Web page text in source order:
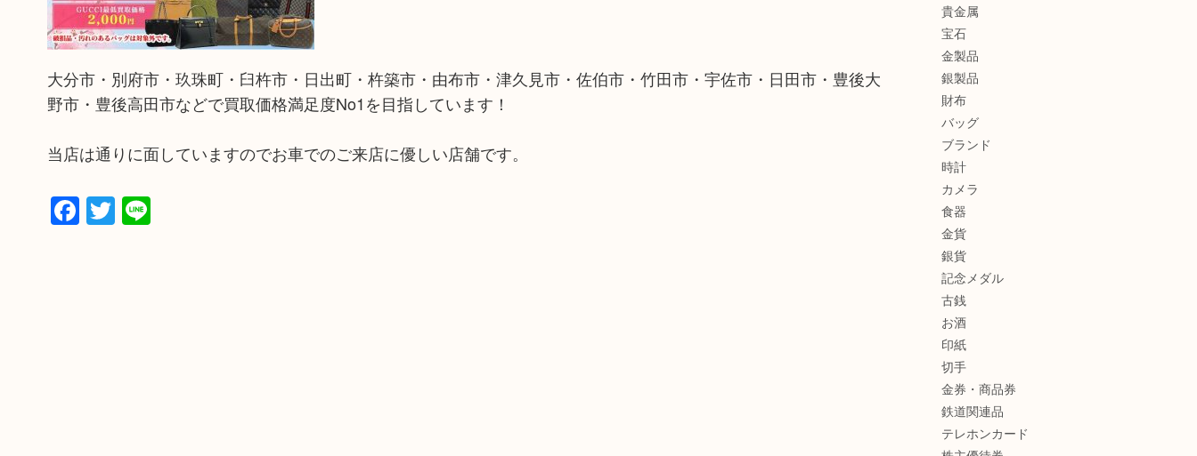
大分市・別府市・玖珠町・臼杵市・日出町・杵築市・由布市・津久見市・佐伯市・竹田市・宇佐市・日田市・豊後大
野市・豊後高田市などで買取価格満足度No1を目指しています！
当店は通りに面していますのでお車でのご来店に優しい店舗です。
Facebook
Twitter
Line
貴金属
宝石
金製品
銀製品
財布
バッグ
ブランド
時計
カメラ
食器
金貨
銀貨
記念メダル
古銭
お酒
印紙
切手
金券・商品券
鉄道関連品
テレホンカード